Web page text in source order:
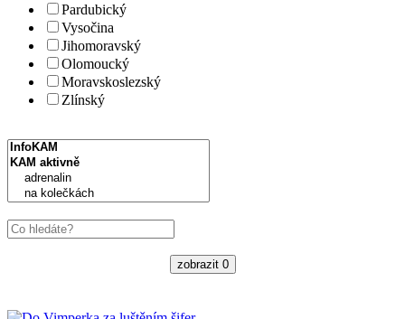
Pardubický
Vysočina
Jihomoravský
Olomoucký
Moravskoslezský
Zlínský
zobrazit 0